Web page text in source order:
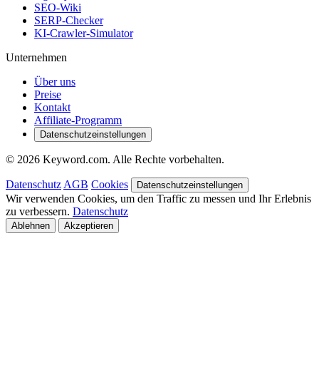
SEO-Wiki
SERP-Checker
KI-Crawler-Simulator
Unternehmen
Über uns
Preise
Kontakt
Affiliate-Programm
Datenschutzeinstellungen
© 2026 Keyword.com. Alle Rechte vorbehalten.
Datenschutz AGB Cookies Datenschutzeinstellungen
Wir verwenden Cookies, um den Traffic zu messen und Ihr Erlebnis
zu verbessern. Datenschutz
Ablehnen Akzeptieren